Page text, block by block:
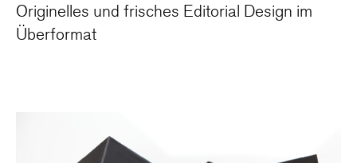
Originelles und frisches Editorial Design im
Überformat